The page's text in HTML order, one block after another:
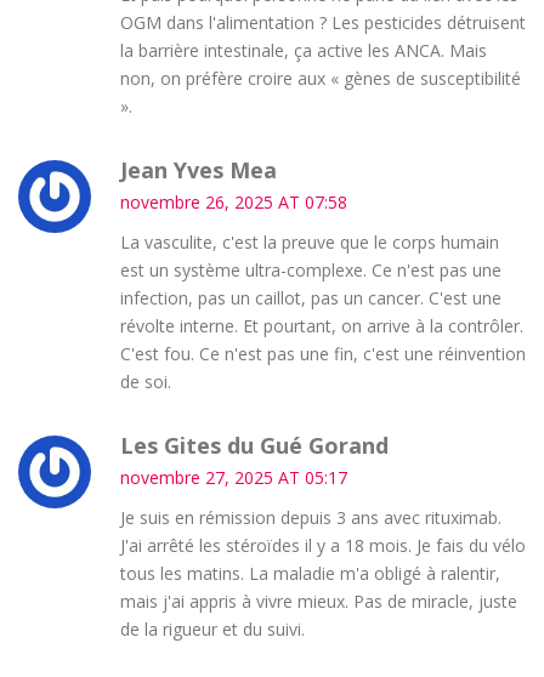
OGM dans l'alimentation ? Les pesticides détruisent
la barrière intestinale, ça active les ANCA. Mais
non, on préfère croire aux « gènes de susceptibilité
».
Jean Yves Mea
novembre 26, 2025 AT 07:58
La vasculite, c'est la preuve que le corps humain
est un système ultra-complexe. Ce n'est pas une
infection, pas un caillot, pas un cancer. C'est une
révolte interne. Et pourtant, on arrive à la contrôler.
C'est fou. Ce n'est pas une fin, c'est une réinvention
de soi.
Les Gites du Gué Gorand
novembre 27, 2025 AT 05:17
Je suis en rémission depuis 3 ans avec rituximab.
J'ai arrêté les stéroïdes il y a 18 mois. Je fais du vélo
tous les matins. La maladie m'a obligé à ralentir,
mais j'ai appris à vivre mieux. Pas de miracle, juste
de la rigueur et du suivi.